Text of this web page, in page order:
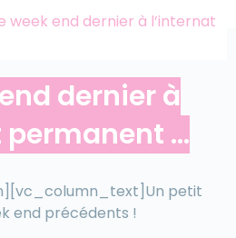
week end dernier à l’internat
dernier à
permanent …
petit
end précédents !